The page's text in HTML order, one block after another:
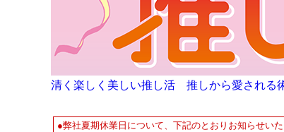
清く楽しく美しい推し活 推しから愛される
●弊社夏期休業日について、下記のとおりお知らせいた